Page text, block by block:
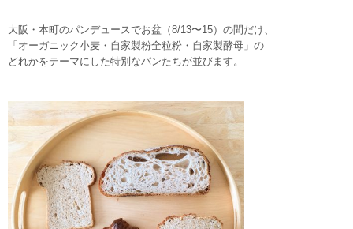
大阪・本町のパンデュースでお盆（8/13〜15）の間だけ、
「オーガニック小麦・自家製粉全粒粉・自家製酵母」の
どれかをテーマにした特別なパンたちが並びます。